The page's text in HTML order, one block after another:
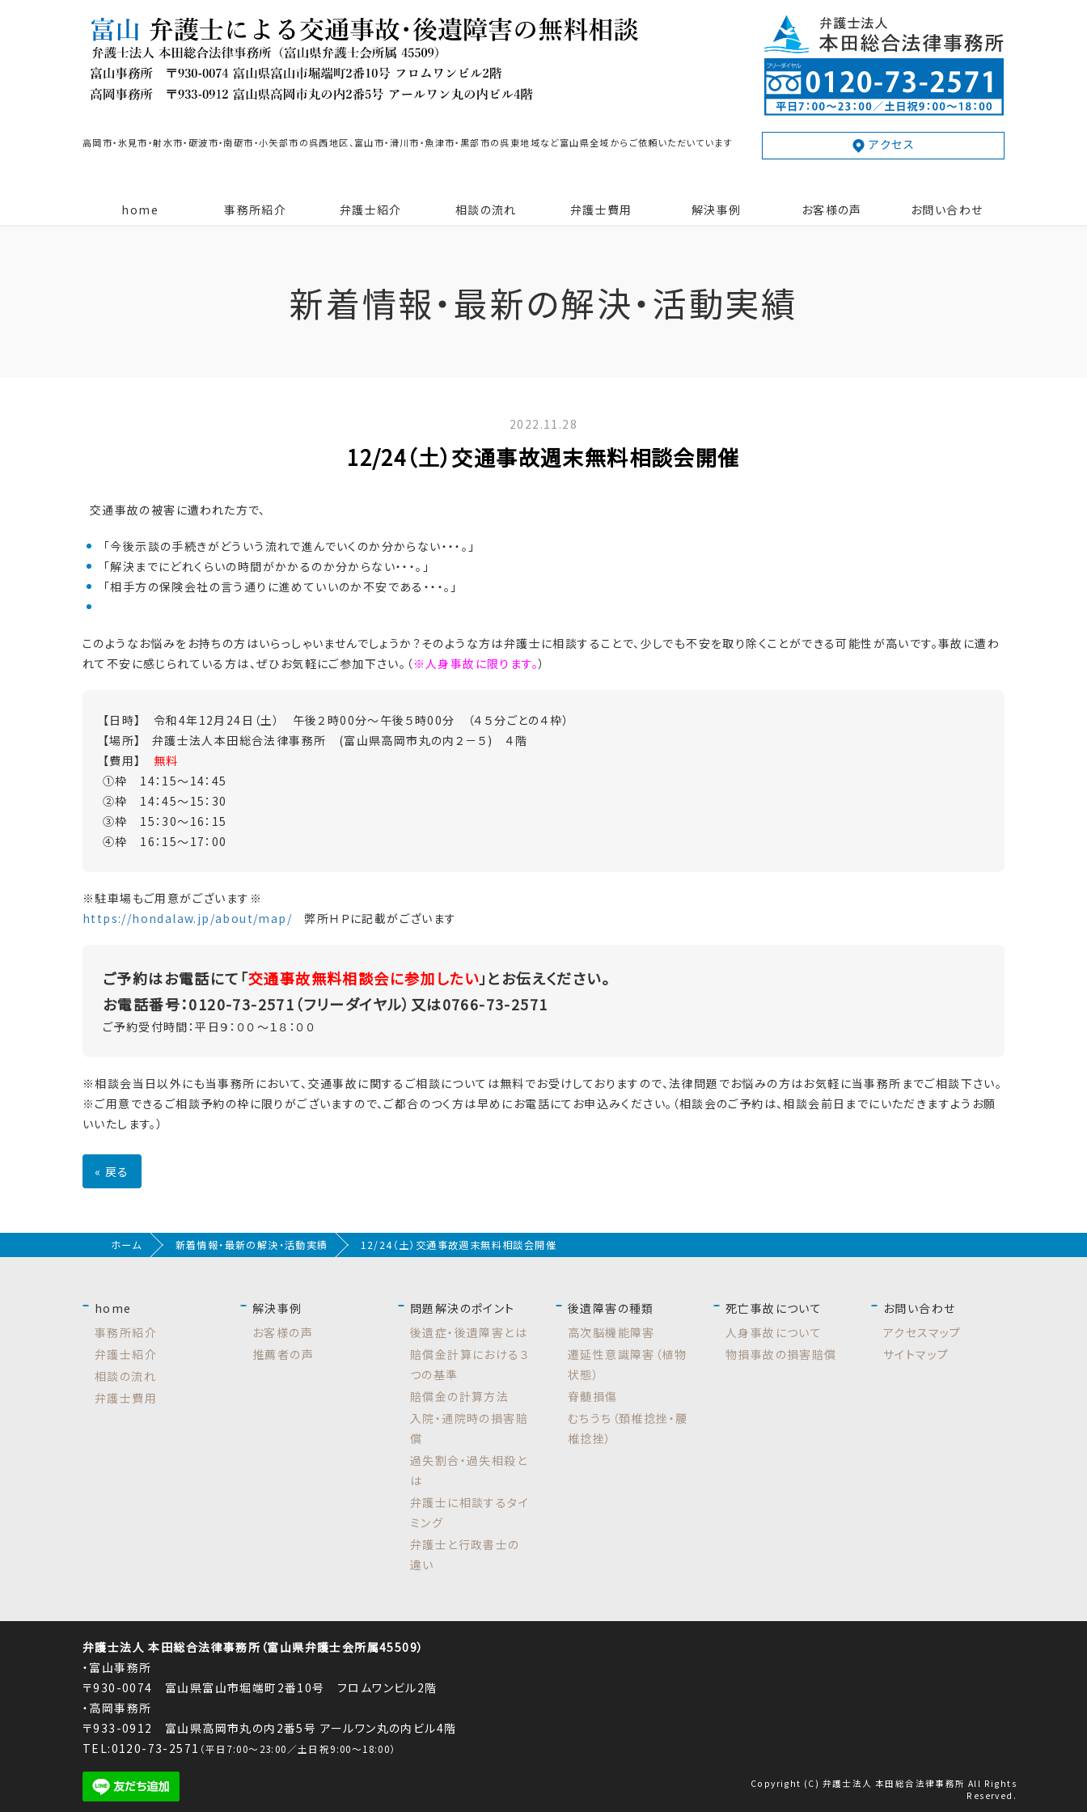
高岡市・氷見市・射水市・砺波市・南砺市・小矢部市の呉西地区、富山市・滑川市・魚津市・黒部市の呉東地域など富山県全域からご依頼いただいています アクセス
home 事務所紹介 弁護士紹介 相談の流れ 弁護士費用 解決事例 お客様の声 お問い合わせ
新着情報・最新の解決・活動実績
2022.11.28
12/24（土）交通事故週末無料相談会開催
交通事故の被害に遭われた方で、
「今後示談の手続きがどういう流れで進んでいくのか分からない・・・。」
「解決までにどれくらいの時間がかかるのか分からない・・・。」
「相手方の保険会社の言う通りに進めていいのか不安である・・・。」
このようなお悩みをお持ちの方はいらっしゃいませんでしょうか？そのような方は弁護士に相談することで、少しでも不安を取り除くことができる可能性が高いです。事故に遭わ
れて不安に感じられている方は、ぜひお気軽にご参加下さい。（※人身事故に限ります。）
【日時】 令和4年12月24日（土） 午後２時00分～午後５時00分 （４５分ごとの４枠）
【場所】 弁護士法人本田総合法律事務所 (富山県高岡市丸の内２－５) ４階
【費用】 無料
①枠 14：15～14：45
②枠 14：45～15：30
③枠 15：30～16：15
④枠 16：15～17：00
※駐車場もご用意がございます※
https://hondalaw.jp/about/map/ 弊所ＨＰに記載がございます
ご予約はお電話にて「交通事故無料相談会に参加したい」とお伝えください。
お電話番号：0120-73-2571（フリーダイヤル）又は0766-73-2571
ご予約受付時間：平日９：００～１８：００
※相談会当日以外にも当事務所において、交通事故に関するご相談については無料でお受けしておりますので、法律問題でお悩みの方はお気軽に当事務所までご相談下さい。
※ご用意できるご相談予約の枠に限りがございますので、ご都合のつく方は早めにお電話にてお申込みください。（相談会のご予約は、相談会前日までにいただきますようお願
いいたします。）
« 戻る
ホーム 新着情報・最新の解決・活動実績 12/24（土）交通事故週末無料相談会開催
home
事務所紹介
弁護士紹介
相談の流れ
弁護士費用
解決事例
お客様の声
推薦者の声
問題解決のポイント
後遺症・後遺障害とは
賠償金計算における３
つの基準
賠償金の計算方法
入院・通院時の損害賠
償
過失割合・過失相殺と
は
弁護士に相談するタイ
ミング
弁護士と行政書士の
違い
後遺障害の種類
高次脳機能障害
遷延性意識障害（植物
状態）
脊髄損傷
むちうち（頚椎捻挫・腰
椎捻挫）
死亡事故について
人身事故について
物損事故の損害賠償
お問い合わせ
アクセスマップ
サイトマップ
弁護士法人 本田総合法律事務所（富山県弁護士会所属45509）
・富山事務所
〒930-0074 富山県富山市堀端町2番10号 フロムワンビル2階
・高岡事務所
〒933-0912 富山県高岡市丸の内2番5号 アールワン丸の内ビル4階
TEL:0120-73-2571 （平日7:00～23:00／土日祝9:00～18:00）
Copyright (C) 弁護士法人 本田総合法律事務所 All Rights
Reserved.